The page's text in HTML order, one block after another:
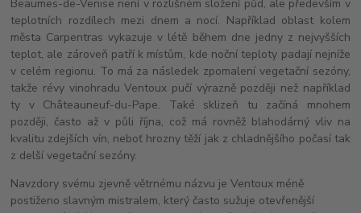
Beaumes-de-Venise není v rozlišném složení půd, ale především v
teplotních rozdílech mezi dnem a nocí. Například oblast kolem
města Carpentras vykazuje v létě během dne jedny z nejvyšších
teplot, ale zároveň patří k místům, kde noční teploty padají nejníže
v celém regionu. To má za následek zpomalení vegetační sezóny,
takže révy vinohradu Ventoux pučí výrazně později než například
ty v Châteauneuf-du-Pape. Také sklizeň tu začíná mnohem
později, často až v půli října, což má rovněž blahodárný vliv na
kvalitu zdejších vín, neboť hrozny těží jak z chladnějšího počasí tak
z delší vegetační sezóny.
Navzdory svému zjevně větrnému názvu je Ventoux méně
postiženo slavným mistralem, který často sužuje otevřenější